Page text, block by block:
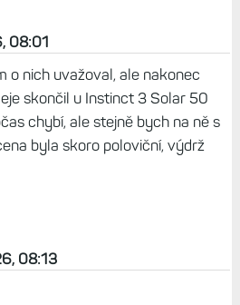
08:01
o nich uvažoval, ale nakonec
skončil u Instinct 3 Solar 50
chybí, ale stejně bych na ně s
byla skoro poloviční, výdrž
08:13